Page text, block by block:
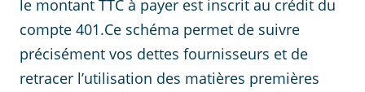
le montant TTC à payer est inscrit au crédit du
compte 401.Ce schéma permet de suivre
précisément vos dettes fournisseurs et de
retracer l’utilisation des matières premières